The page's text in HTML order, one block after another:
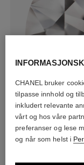
diamanter
25 briljantslipte
Kjennetegnene på
CHANEL bruker
tilpasse innhold og
inkludert relevante
vårt og hos våre
preferanser og lese
og når som helst i